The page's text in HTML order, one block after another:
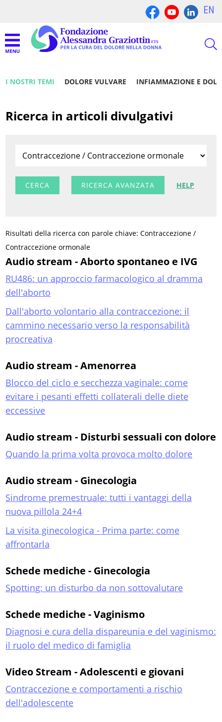
EN
I NOSTRI TEMI DOLORE VULVARE INFIAMMAZIONE E
Ricerca in articoli divulgativi
RICERCA AVANZATA HELP
Risultati della ricerca con parole chiave: Contraccezione /
Contraccezione ormonale
Audio stream - Aborto spontaneo e IVG
RU486: un approccio farmacologico al dramma
dell'aborto
Dall'aborto volontario alla contraccezione: il
cammino necessario verso la responsabilità
procreativa
Audio stream - Amenorrea
Blocco del ciclo e secchezza vaginale: come
evitare i pesanti effetti collaterali delle diete
eccessive
Audio stream - Disturbi sessuali con dolore
Quando la prima volta provoca molto dolore
Audio stream - Ginecologia
Sindrome premestruale: tutti i vantaggi della
nuova pillola 24+4
La visita ginecologica - Prima parte: come
affrontarla
Schede mediche - Ginecologia
Spotting: un disturbo da non sottovalutare
Schede mediche - Vaginismo
Diagnosi e cura della dispareunia e del vaginismo:
il ruolo del medico di famiglia
Video Stream - Adolescenti e giovani
Contraccezione e comportamenti a rischio
dell'adolescente